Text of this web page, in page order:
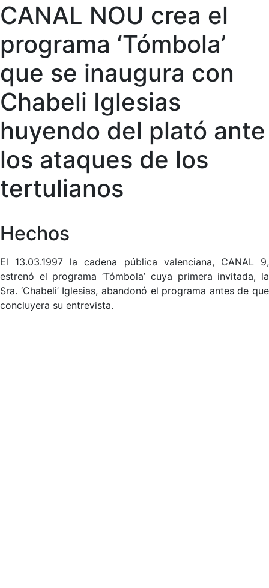
CANAL NOU crea el
programa ‘Tómbola’
que se inaugura con
Chabeli Iglesias
huyendo del plató ante
los ataques de los
tertulianos
Hechos
El 13.03.1997 la cadena pública valenciana, CANAL 9,
estrenó el programa ‘Tómbola’ cuya primera invitada, la
Sra. ‘Chabeli’ Iglesias, abandonó el programa antes de que
concluyera su entrevista.